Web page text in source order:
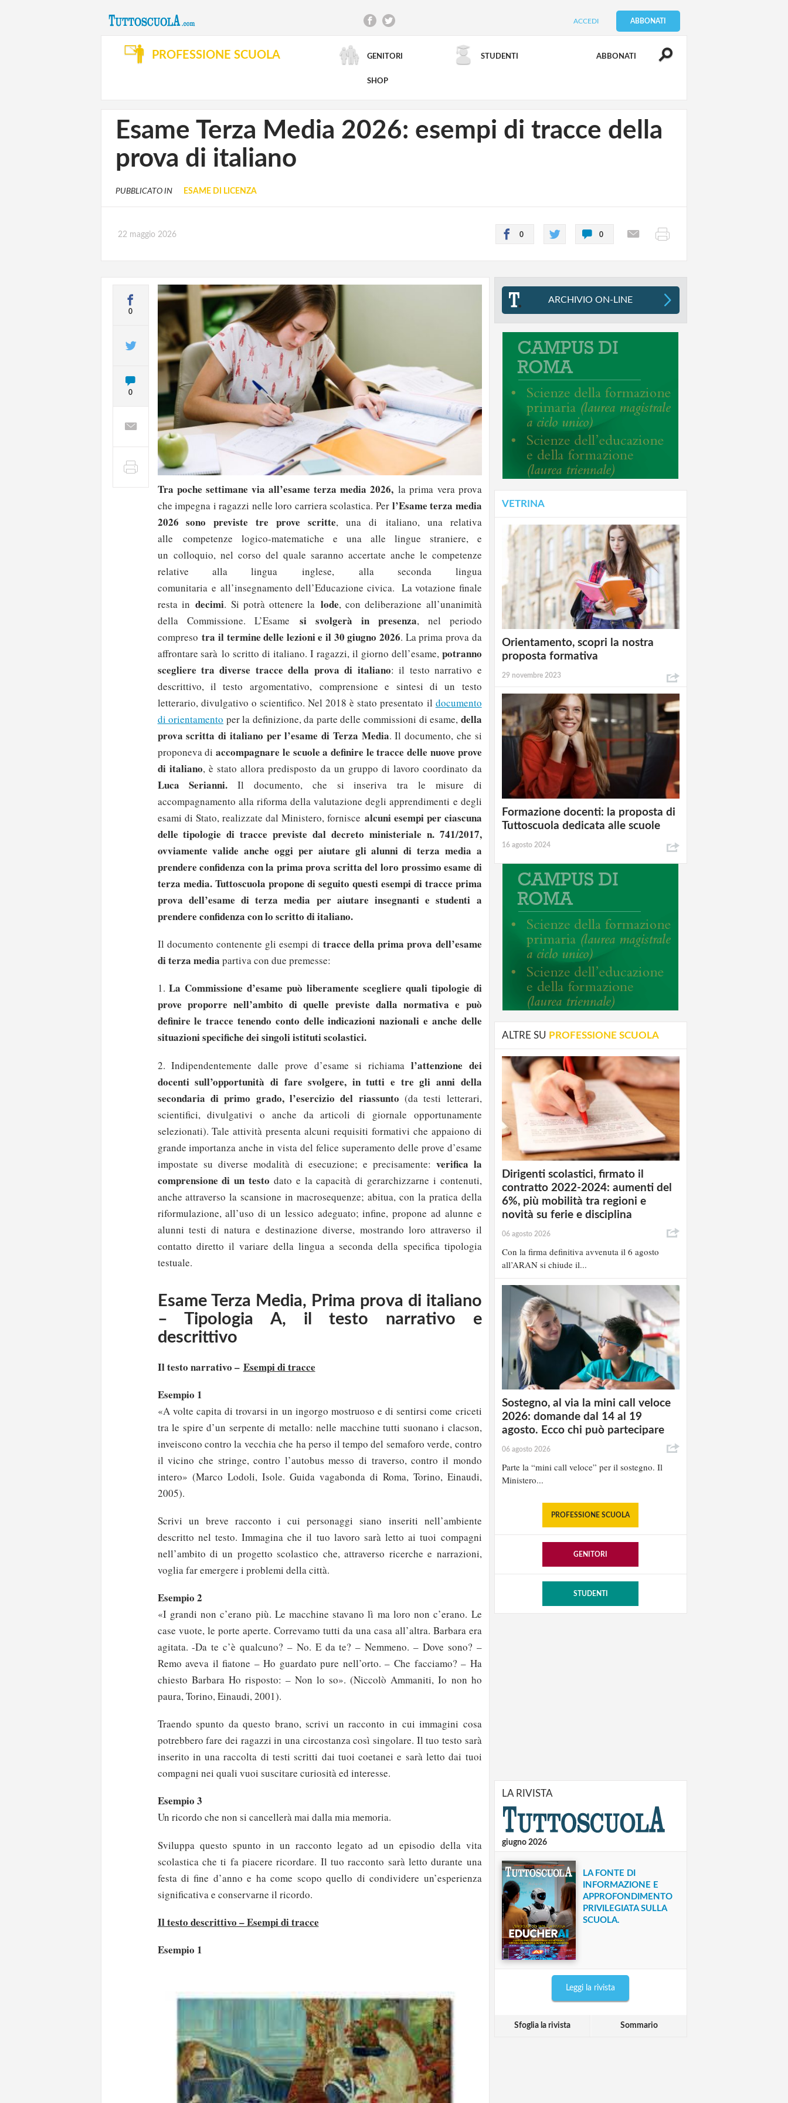
ACCEDI ABBONATI
PROFESSIONE SCUOLA GENITORI STUDENTI ABBONATI
SHOP
RICERCA AVANZATA
Esame Terza Media 2026: esempi di tracce della
prova di italiano
PUBBLICATO IN ESAME DI LICENZA
22 maggio 2026 0 0
0
0
Tra poche settimane via all’esame terza media 2026,la prima vera prova
che impegna i ragazzi nelle loro carriera scolastica. Per l’Esame terza media
2026 sono previste tre prove scritte, una di italiano, una relativa
alle competenze logico-matematiche e una alle lingue straniere, e
un colloquio, nel corso del quale saranno accertate anche le competenze
relative alla lingua inglese, alla seconda lingua
comunitaria e all’insegnamento dell’Educazione civica. La votazione finale
resta indecimi. Si potrà ottenere la lode, con deliberazione all’unanimità
della Commissione. L’Esame si svolgerà in presenza, nel periodo
compresotra il termine delle lezioni e il 30 giugno 2026. La prima prova da
affrontare sarà lo scritto di italiano. I ragazzi, il giorno dell’esame, potranno
scegliere tra diverse tracce della prova di italiano: il testo narrativo e
descrittivo, il testo argomentativo, comprensione e sintesi di un testo
letterario, divulgativo o scientifico. Nel 2018 è stato presentato il documento
di orientamento per la definizione, da parte delle commissioni di esame, della
prova scritta di italiano per l’esame di Terza Media. Il documento, che si
proponeva diaccompagnare le scuole a definire le tracce delle nuove prove
di italiano, è stato allora predisposto da un gruppo di lavoro coordinato da
Luca Serianni. Il documento, che si inseriva tra le misure di
accompagnamento alla riforma della valutazione degli apprendimenti e degli
esami di Stato, realizzate dal Ministero, fornisce alcuni esempi per ciascuna
delle tipologie di tracce previste dal decreto ministeriale n. 741/2017,
ovviamente valide anche oggi per aiutare gli alunni di terza media a
prendere confidenza con la prima prova scritta del loro prossimo esame di
terza media. Tuttoscuola propone di seguito questi esempi di tracce prima
prova dell’esame di terza media per aiutare insegnanti e studenti a
prendere confidenza con lo scritto di italiano.
Il documento contenente gli esempi di tracce della prima prova dell’esame
di terza media partiva con due premesse:
1.La Commissione d’esame può liberamente scegliere quali tipologie di
prove proporre nell’ambito di quelle previste dalla normativa e può
definire le tracce tenendo conto delle indicazioni nazionali e anche delle
situazioni specifiche dei singoli istituti scolastici.
2. Indipendentemente dalle prove d’esame si richiama l’attenzione dei
docenti sull’opportunità di fare svolgere, in tutti e tre gli anni della
secondaria di primo grado, l’esercizio del riassunto (da testi letterari,
scientifici, divulgativi o anche da articoli di giornale opportunamente
selezionati). Tale attività presenta alcuni requisiti formativi che appaiono di
grande importanza anche in vista del felice superamento delle prove d’esame
impostate su diverse modalità di esecuzione; e precisamente: verifica la
comprensione di un testo dato e la capacità di gerarchizzarne i contenuti,
anche attraverso la scansione in macrosequenze; abitua, con la pratica della
riformulazione, all’uso di un lessico adeguato; infine, propone ad alunne e
alunni testi di natura e destinazione diverse, mostrando loro attraverso il
contatto diretto il variare della lingua a seconda della specifica tipologia
testuale.
Esame Terza Media, Prima prova di italiano
– Tipologia A, il testo narrativo e
descrittivo
Il testo narrativo – Esempi di tracce
Esempio 1
«A volte capita di trovarsi in un ingorgo mostruoso e di sentirsi come criceti
tra le spire d’un serpente di metallo: nelle macchine tutti suonano i clacson,
inveiscono contro la vecchia che ha perso il tempo del semaforo verde, contro
il vicino che stringe, contro l’autobus messo di traverso, contro il mondo
intero» (Marco Lodoli, Isole. Guida vagabonda di Roma, Torino, Einaudi,
2005).
Scrivi un breve racconto i cui personaggi siano inseriti nell’ambiente
descritto nel testo. Immagina che il tuo lavoro sarà letto ai tuoi compagni
nell’ambito di un progetto scolastico che, attraverso ricerche e narrazioni,
voglia far emergere i problemi della città.
Esempio 2
«I grandi non c’erano più. Le macchine stavano lì ma loro non c’erano. Le
case vuote, le porte aperte. Correvamo tutti da una casa all’altra. Barbara era
agitata. -Da te c’è qualcuno? – No. E da te? – Nemmeno. – Dove sono? –
Remo aveva il fiatone – Ho guardato pure nell’orto. – Che facciamo? – Ha
chiesto Barbara Ho risposto: – Non lo so». (Niccolò Ammaniti, Io non ho
paura, Torino, Einaudi, 2001).
Traendo spunto da questo brano, scrivi un racconto in cui immagini cosa
potrebbero fare dei ragazzi in una circostanza così singolare. Il tuo testo sarà
inserito in una raccolta di testi scritti dai tuoi coetanei e sarà letto dai tuoi
compagni nei quali vuoi suscitare curiosità ed interesse.
Esempio 3
Un ricordo che non si cancellerà mai dalla mia memoria.
Sviluppa questo spunto in un racconto legato ad un episodio della vita
scolastica che ti fa piacere ricordare. Il tuo racconto sarà letto durante una
festa di fine d’anno e ha come scopo quello di condividere un’esperienza
significativa e conservarne il ricordo.
Il testo descrittivo – Esempi di tracce
Esempio 1
ARCHIVIO ON-LINE
VETRINA
Orientamento, scopri la nostra
proposta formativa
29 novembre 2023
Formazione docenti: la proposta di
Tuttoscuola dedicata alle scuole
16 agosto 2024
ALTRE SU PROFESSIONE SCUOLA
Dirigenti scolastici, firmato il
contratto 2022-2024: aumenti del
6%, più mobilità tra regioni e
novità su ferie e disciplina
06 agosto 2026
Con la firma definitiva avvenuta il 6 agosto
all’ARAN si chiude il...
Sostegno, al via la mini call veloce
2026: domande dal 14 al 19
agosto. Ecco chi può partecipare
06 agosto 2026
Parte la “mini call veloce” per il sostegno. Il
Ministero...
PROFESSIONE SCUOLA
GENITORI
STUDENTI
LA RIVISTA
giugno 2026
LA FONTE DI
INFORMAZIONE E
APPROFONDIMENTO
PRIVILEGIATA SULLA
SCUOLA.
Leggi la rivista
Sfoglia la rivista Sommario